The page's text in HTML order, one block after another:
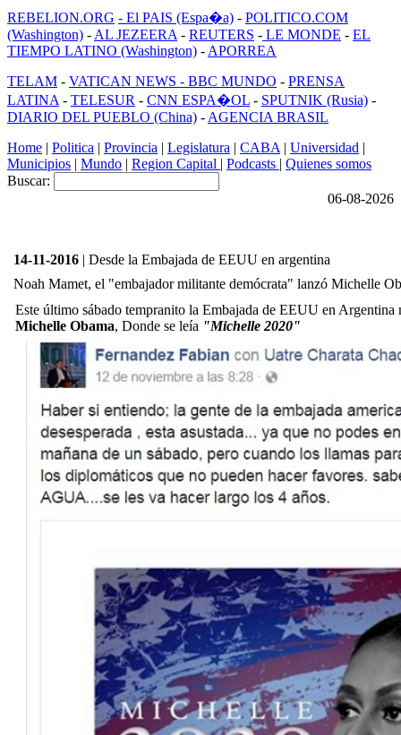
REBELION.ORG - El PAIS (Espa�a) - POLITICO.COM
(Washington) - AL JEZEERA - REUTERS - LE MONDE - EL
TIEMPO LATINO (Washington) - APORREA
TELAM - VATICAN NEWS - BBC MUNDO - PRENSA
LATINA - TELESUR - CNN ESPA�OL - SPUTNIK (Rusia) -
DIARIO DEL PUEBLO (China) - AGENCIA BRASIL
Home | Politica | Provincia | Legislatura | CABA | Universidad |
Municipios | Mundo | Region Capital | Podcasts | Quienes somos
Buscar:
06-08-2026
14-11-2016 | Desde la Embajada de EEUU en argentina
Noah Mamet, el "embajador militante demócrata" lanzó Michelle
Este último sábado tempranito la Embajada de EEUU en Argentina
Michelle Obama, Donde se leía "Michelle 2020"